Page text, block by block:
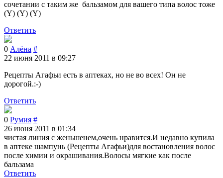
сочетании с таким же бальзамом для вашего типа волос тоже
(Y) (Y) (Y)
Ответить
0 Алёна #
22 июня 2011 в 09:27
Рецепты Агафьи есть в аптеках, но не во всех! Он не
дорогой.:-)
Ответить
0 Румия #
26 июня 2011 в 01:34
чистая линия с женьшенем,очень нравится.И недавно купила
в аптеке шампунь (Рецепты Агафьи)для востановления волос
после химии и окрашивания.Волосы мягкие как после
бальзама
Ответить